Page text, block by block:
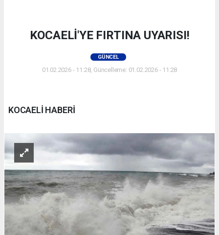
KOCAELİ'YE FIRTINA UYARISI!
GÜNCEL
01.02.2026 - 11:28, Güncelleme: 01.02.2026 - 11:28
KOCAELİ HABERİ